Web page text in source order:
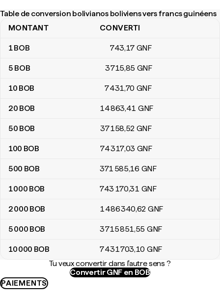
Table de conversion bolivianos boliviens vers francs guinéens
Table de conversion bolivianos boliviens vers francs guinéens
MONTANT CONVERTI
1BOB 743,17 GNF
5 BOB 3 715,85 GNF
10 BOB 7 431,70 GNF
20 BOB 14 863,41 GNF
50 BOB 37 158,52 GNF
100 BOB 74 317,03 GNF
500 BOB 371 585,16 GNF
1 000 BOB 743 170,31 GNF
2 000 BOB 1 486 340,62 GNF
5 000 BOB 3 715 851,55 GNF
10 000 BOB 7 431 703,10 GNF
Tu veux convertir dans l'autre sens ?
Convertir GNF en BOB
PAIEMENTS